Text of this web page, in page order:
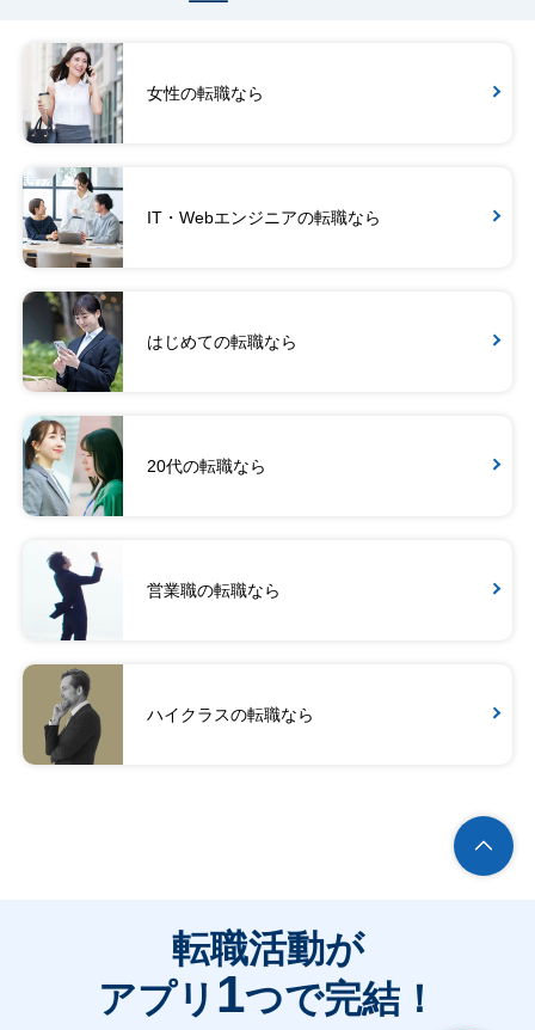
女性の転職なら
IT・Webエンジニアの転職なら
はじめての転職なら
20代の転職なら
営業職の転職なら
ハイクラスの転職なら
転職活動が
アプリ 1つで完結！